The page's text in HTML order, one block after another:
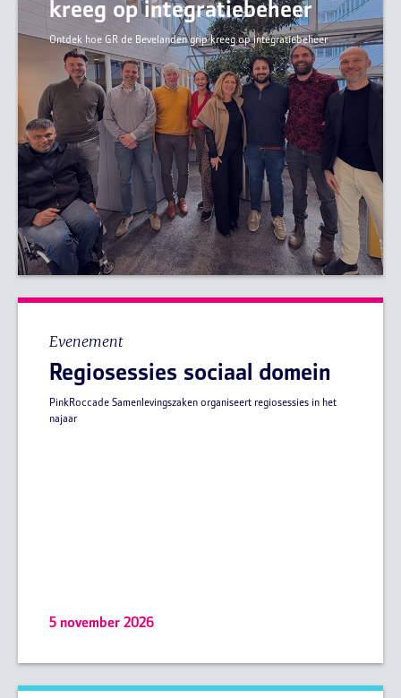
kreeg op integratiebeheer
Ontdek hoe GR de Bevelanden grip kreeg op integratiebeheer
Evenement
Regiosessies sociaal domein
PinkRoccade Samenlevingszaken organiseert regiosessies in het
najaar
5 november 2026